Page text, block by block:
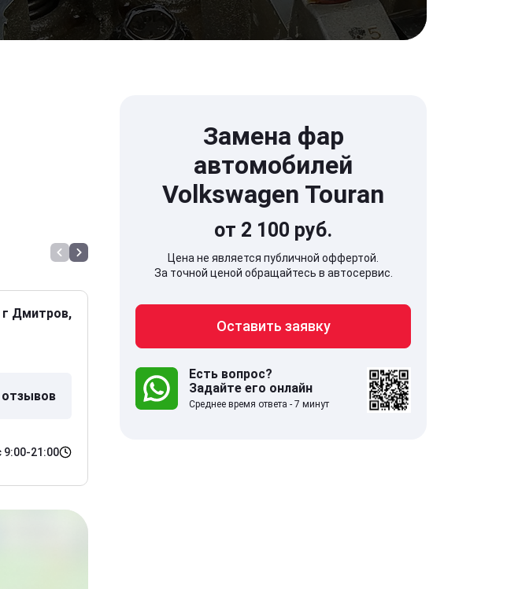
г Дмитров,
отзывов
9:00-21:00
141707, Московская обл,
Долгопрудный г, Береговой проезд,
дом 5
5.0 332 отзыва
Замена фар
автомобилей
Volkswagen Touran
от 2 100 руб.
Цена не является публичной оффертой.
За точной ценой обращайтесь в автосервис.
Оставить заявку
Есть вопрос?
Задайте его онлайн
Среднее время ответа - 7 минут